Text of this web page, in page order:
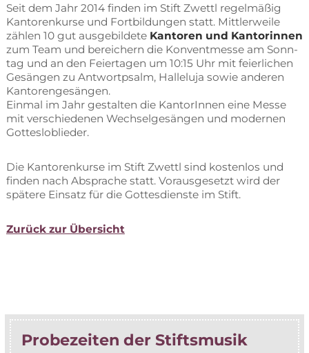
Seit dem Jahr 2014 fin­den im Stift Zwettl re­gel­mä­ßig
Kan­to­ren­kur­se und Fort­bil­dun­gen statt. Mitt­ler­wei­le
zäh­len 10 gut aus­ge­bil­de­te Kan­to­ren und Kan­to­rin­nen
zum Team und be­rei­chern die Kon­vent­mes­se am Sonn­
tag und an den Fei­er­ta­gen um 10:15 Uhr mit fei­er­li­chen
Ge­sän­gen zu Ant­wort­psalm, Hal­le­lu­ja so­wie an­de­ren
Kan­to­ren­ge­sän­gen.
Ein­mal im Jahr ge­stal­ten die Kan­to­rIn­nen eine Mes­se
mit ver­schie­de­nen Wech­sel­ge­sän­gen und mo­der­nen
Gottesloblieder.
Die Kan­to­ren­kur­se im Stift Zwettl sind kos­ten­los und
fin­den nach Ab­spra­che statt. Vor­aus­ge­setzt wird der
spä­te­re Ein­satz für die Got­tes­diens­te im Stift.
Zu­rück zur Übersicht
Pro­be­zei­ten der Stiftsmusik